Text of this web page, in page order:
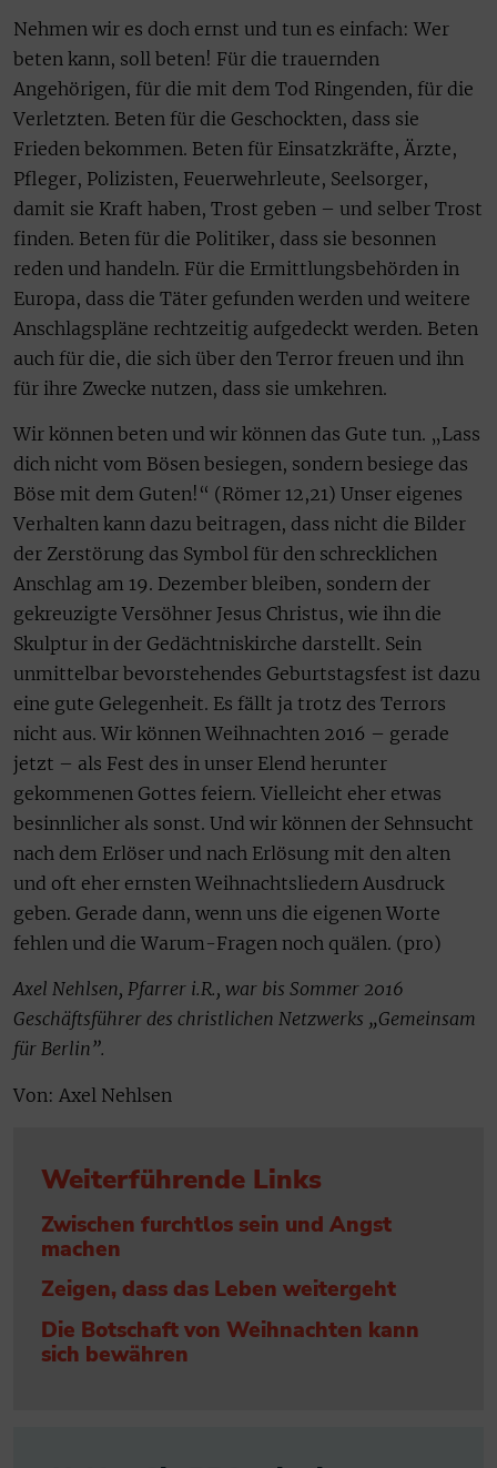
Nehmen wir es doch ernst und tun es einfach: Wer
beten kann, soll beten! Für die trauernden
Angehörigen, für die mit dem Tod Ringenden, für die
Verletzten. Beten für die Geschockten, dass sie
Frieden bekommen. Beten für Einsatzkräfte, Ärzte,
Pfleger, Polizisten, Feuerwehrleute, Seelsorger,
damit sie Kraft haben, Trost geben – und selber Trost
finden. Beten für die Politiker, dass sie besonnen
reden und handeln. Für die Ermittlungsbehörden in
Europa, dass die Täter gefunden werden und weitere
Anschlagspläne rechtzeitig aufgedeckt werden. Beten
auch für die, die sich über den Terror freuen und ihn
für ihre Zwecke nutzen, dass sie umkehren.
Wir können beten und wir können das Gute tun. „Lass
dich nicht vom Bösen besiegen, sondern besiege das
Böse mit dem Guten!“ (Römer 12,21) Unser eigenes
Verhalten kann dazu beitragen, dass nicht die Bilder
der Zerstörung das Symbol für den schrecklichen
Anschlag am 19. Dezember bleiben, sondern der
gekreuzigte Versöhner Jesus Christus, wie ihn die
Skulptur in der Gedächtniskirche darstellt. Sein
unmittelbar bevorstehendes Geburtstagsfest ist dazu
eine gute Gelegenheit. Es fällt ja trotz des Terrors
nicht aus. Wir können Weihnachten 2016 – gerade
jetzt – als Fest des in unser Elend herunter
gekommenen Gottes feiern. Vielleicht eher etwas
besinnlicher als sonst. Und wir können der Sehnsucht
nach dem Erlöser und nach Erlösung mit den alten
und oft eher ernsten Weihnachtsliedern Ausdruck
geben. Gerade dann, wenn uns die eigenen Worte
fehlen und die Warum-Fragen noch quälen. (pro)
Axel Nehlsen, Pfarrer i.R., war bis Sommer 2016
Geschäftsführer des christlichen Netzwerks „Gemeinsam
für Berlin”.
Von: Axel Nehlsen
Weiterführende Links
Zwischen furchtlos sein und Angst
machen
Zeigen, dass das Leben weitergeht
Die Botschaft von Weihnachten kann
sich bewähren